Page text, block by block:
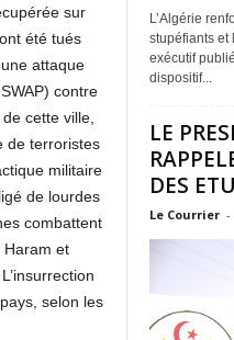
sur
été tués
attaque
contre
cette ville,
de terroristes
militaire
de lourdes
combattent
Haram et
selon les
L’Algérie
stupéfiants et
exécutif
dispositif...
LE
DES
Le Courrier -